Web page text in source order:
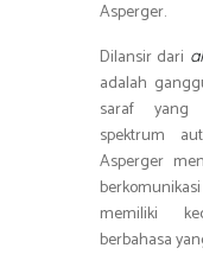
Asperger.
Dilansir dari
adalah
saraf yang
spektrum
Asperger
memiliki
berbahasa